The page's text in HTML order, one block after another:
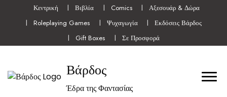
Κεντρική Βιβλία Comics
Αξεσουάρ & Δώρα
Roleplaying Games
Ψυχαγωγία
Εκδόσεις Βάρδος
Gift Boxes
Σε Προσφορά
Βάρδος
Έδρα της Φαντασίας